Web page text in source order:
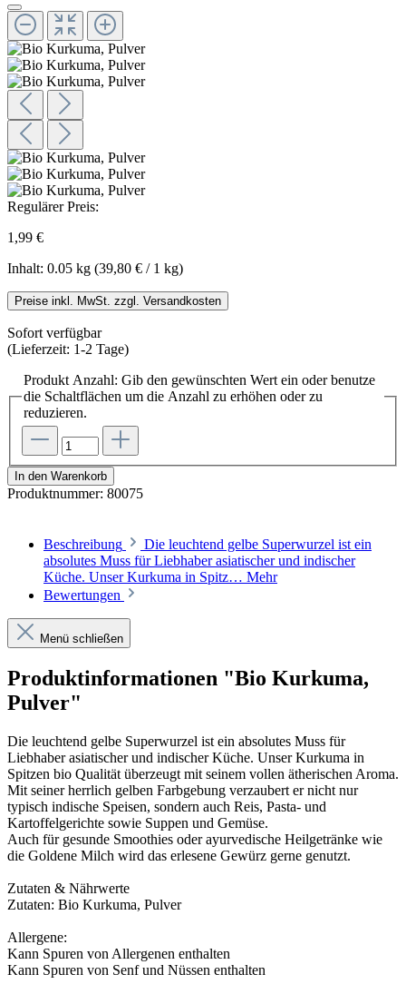
Regulärer Preis:
1,99 €
Inhalt: 0.05 kg (39,80 € / 1 kg)
Preise inkl. MwSt. zzgl. Versandkosten
Sofort verfügbar
(Lieferzeit: 1-2 Tage)
Produkt Anzahl: Gib den gewünschten Wert ein oder benutze
die Schaltflächen um die Anzahl zu erhöhen oder zu
reduzieren.
In den Warenkorb
Produktnummer: 80075
Beschreibung
Die leuchtend gelbe Superwurzel ist ein
absolutes Muss für Liebhaber asiatischer und indischer
Küche. Unser Kurkuma in Spitz… Mehr
Bewertungen
Menü schließen
Produktinformationen "Bio Kurkuma,
Pulver"
Die leuchtend gelbe Superwurzel ist ein absolutes Muss für
Liebhaber asiatischer und indischer Küche. Unser Kurkuma in
Spitzen bio Qualität überzeugt mit seinem vollen ätherischen Aroma.
Mit seiner herrlich gelben Farbgebung verzaubert er nicht nur
typisch indische Speisen, sondern auch Reis, Pasta- und
Kartoffelgerichte sowie Suppen und Gemüse.
Auch für gesunde Smoothies oder ayurvedische Heilgetränke wie
die Goldene Milch wird das erlesene Gewürz gerne genutzt.
Zutaten & Nährwerte
Zutaten: Bio Kurkuma, Pulver
Allergene:
Kann Spuren von Allergenen enthalten
Kann Spuren von Senf und Nüssen enthalten